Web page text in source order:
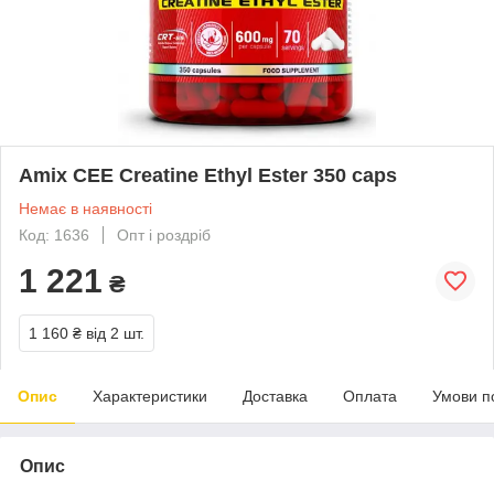
Amix CEE Creatine Ethyl Ester 350 caps
Немає в наявності
Код: 1636
Опт і роздріб
1 221 ₴
1 160 ₴ від 2 шт.
Опис Характеристики Доставка Оплата Умови
Опис